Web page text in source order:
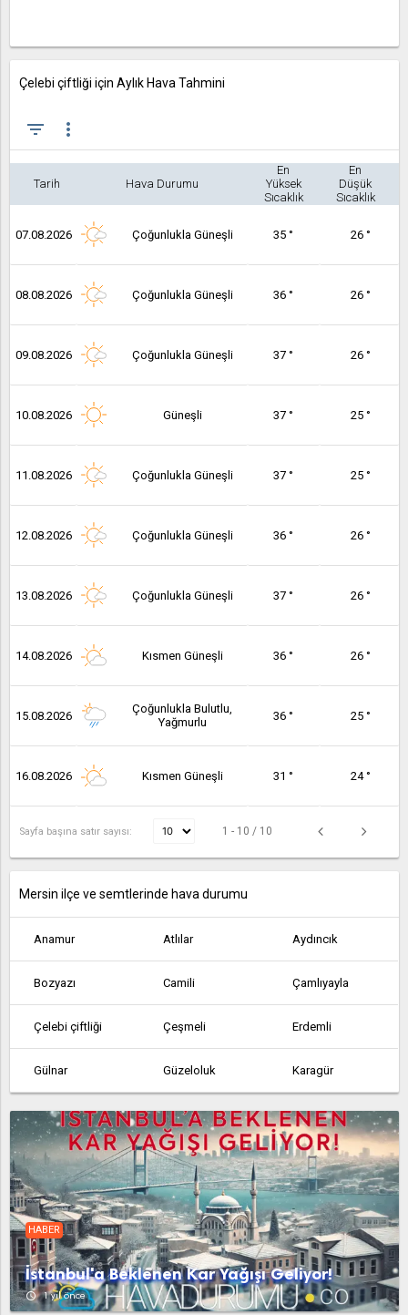
Çelebi çiftliği için Aylık Hava Tahmini
filter_list more_vert
Tarih Hava Durumu
En
Yüksek
Sıcaklık
En
Düşük
Sıcaklık
07.08.2026 Çoğunlukla Güneşli 35 ° 26 °
08.08.2026 Çoğunlukla Güneşli 36 ° 26 °
09.08.2026 Çoğunlukla Güneşli 37 ° 26 °
10.08.2026 Güneşli 37 ° 25 °
11.08.2026 Çoğunlukla Güneşli 37 ° 25 °
12.08.2026 Çoğunlukla Güneşli 36 ° 26 °
13.08.2026 Çoğunlukla Güneşli 37 ° 26 °
14.08.2026 Kısmen Güneşli 36 ° 26 °
15.08.2026
Çoğunlukla Bulutlu,
Yağmurlu
36 ° 25 °
16.08.2026 Kısmen Güneşli 31 ° 24 °
Sayfa başına satır sayısı: 1 - 10 / 10
Mersin ilçe ve semtlerinde hava durumu
Anamur Atlılar Aydıncık
Bozyazı Camili Çamlıyayla
Çelebi çiftliği Çeşmeli Erdemli
Gülnar Güzeloluk Karagür
Kargıcak Masat Mezitli
Mut Silifke Tarsus
Taşucu Tömük Yaramış
Yenice Yenice
HABER
İstanbul'a Beklenen Kar Yağışı Geliyor!
access_time 1 yıl önce